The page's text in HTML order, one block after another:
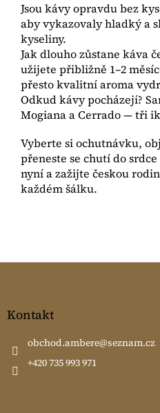
Jsou kávy opravdu bez
aby vykazovaly hladký a
kyseliny.
Jak dlouho zůstane káva
užijete přibližně 1–2
přesto kvalitní aroma
Odkud kávy pocházejí?
Mogiana a Cerrado — tři
Vyberte si ochutnávku,
přeneste se chutí do
nyní a zažijte českou
každém šálku.
Z
Kontakt
obchod.ambere@seznam.cz
+420 735 993 971